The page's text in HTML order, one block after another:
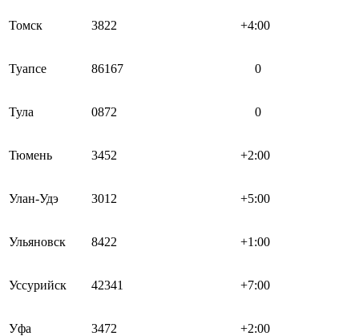
Томск 3822 +4:00
Туапсе 86167 0
Тула 0872 0
Тюмень 3452 +2:00
Улан-Удэ 3012 +5:00
Ульяновск 8422 +1:00
Уссурийск 42341 +7:00
Уфа 3472 +2:00